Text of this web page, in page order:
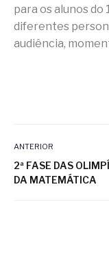
para os alunos do
diferentes
audiência,
ANTERIOR
2ª FASE DAS
DA MATEMÁTICA